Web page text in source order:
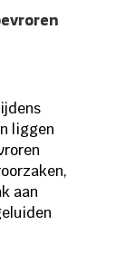
liggen
aan